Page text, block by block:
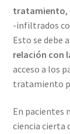
tratamiento
-infiltrados
Esto se debe
relación con
acceso a los
tratamiento
En pacientes
ciencia cierta